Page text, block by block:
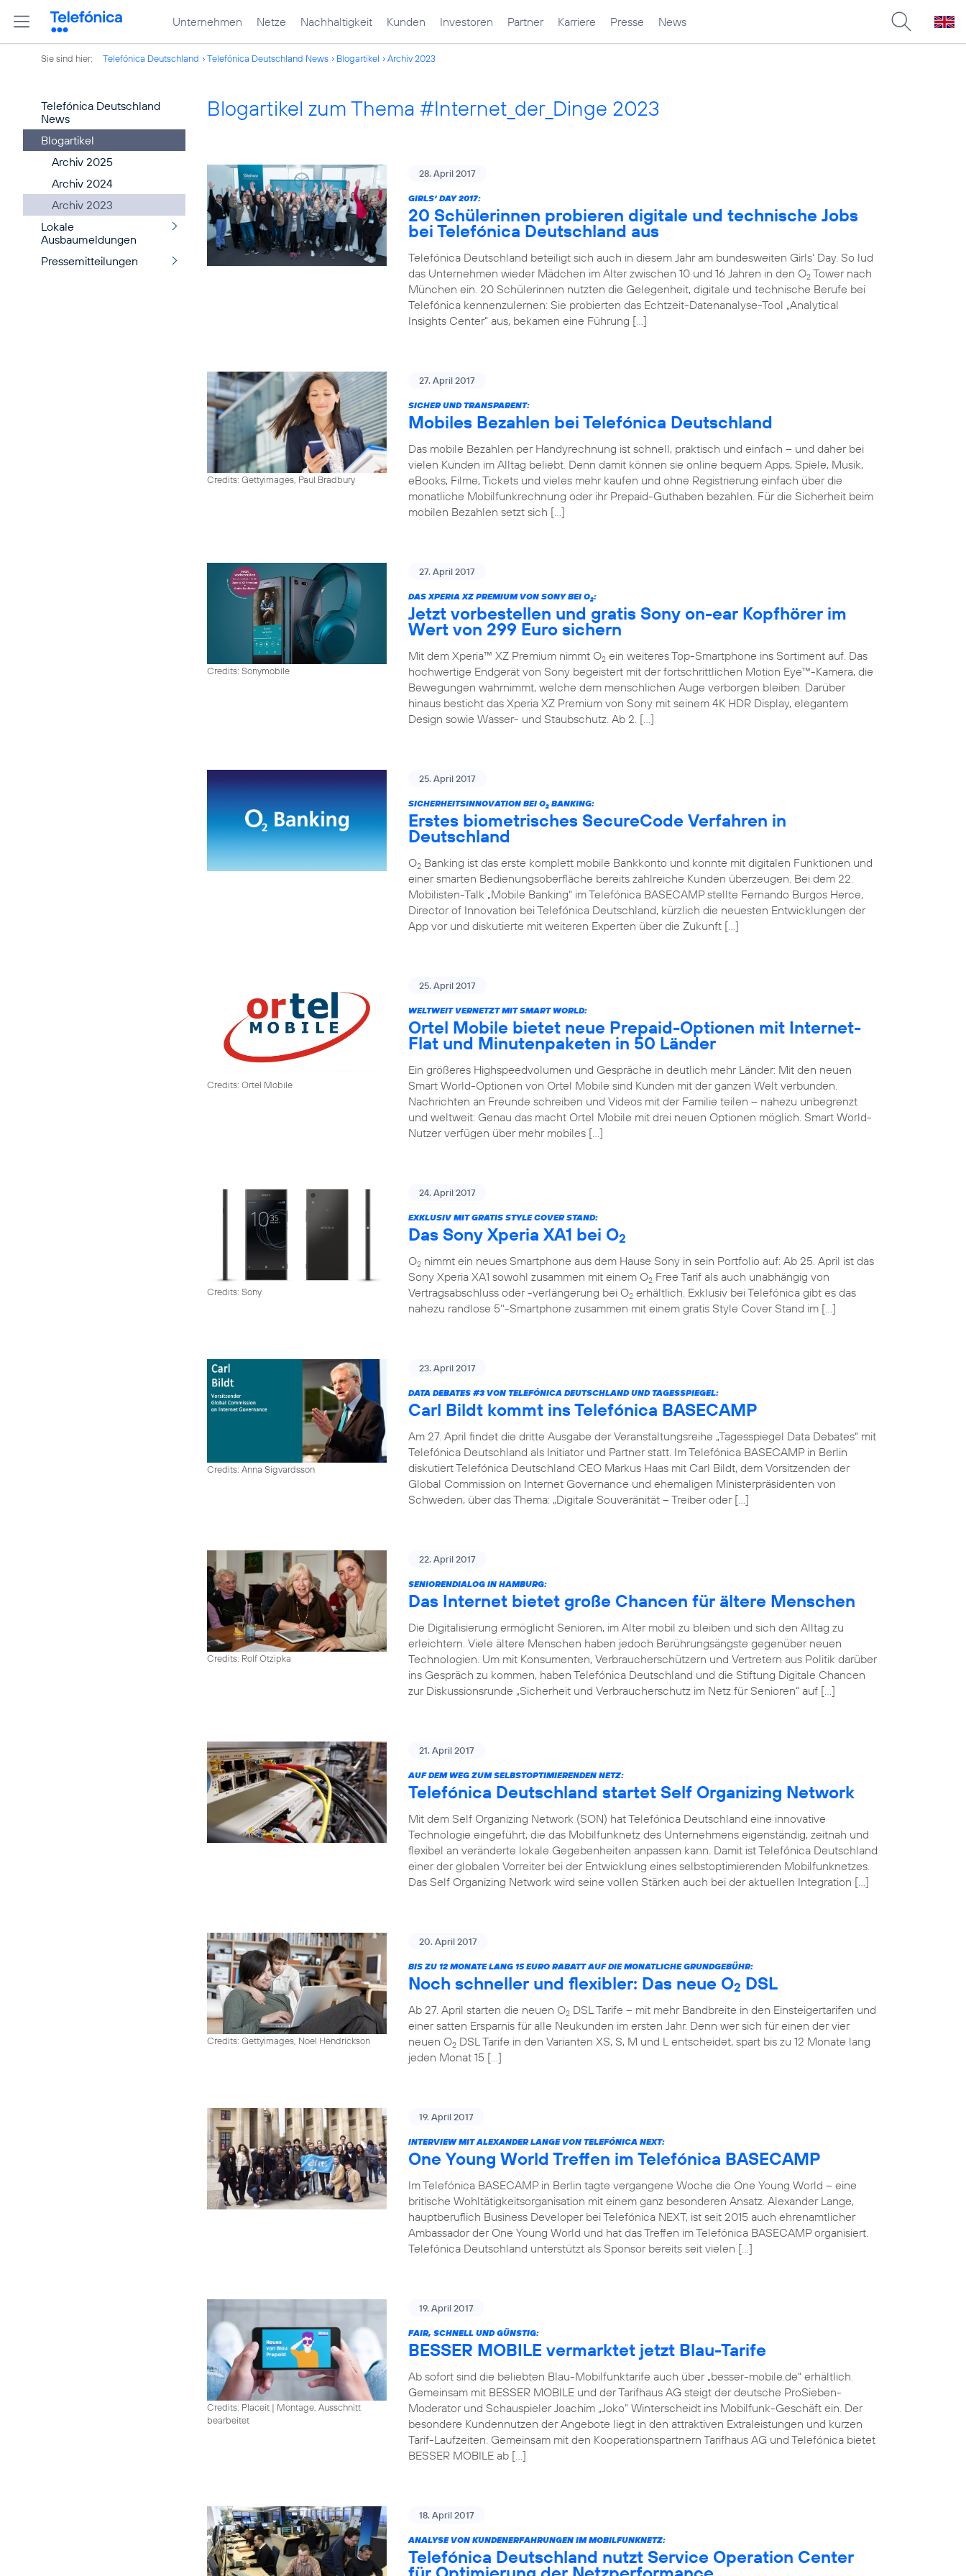
Unternehmen Netze Nachhaltigkeit Kunden Investoren Partner Karriere Presse News
Sie sind hier: Telefónica Deutschland Telefónica Deutschland News Blogartikel Archiv 2023
Telefónica Deutschland
News
Blogartikel
Archiv 2025
Archiv 2024
Archiv 2023
Lokale
Ausbaumeldungen
Pressemitteilungen
Blogartikel zum Thema #Internet_der_Dinge 2023
28. April 2017
GIRLS‘ DAY 2017:
20 Schülerinnen probieren digitale und technische Jobs
bei Telefónica Deutschland aus
Telefónica Deutschland beteiligt sich auch in diesem Jahr am bundesweiten Girls‘ Day. So lud
das Unternehmen wieder Mädchen im Alter zwischen 10 und 16 Jahren in den O2 Tower nach
München ein. 20 Schülerinnen nutzten die Gelegenheit, digitale und technische Berufe bei
Telefónica kennenzulernen: Sie probierten das Echtzeit-Datenanalyse-Tool „Analytical
Insights Center“ aus, bekamen eine Führung […]
Credits: Gettyimages, Paul Bradbury
27. April 2017
SICHER UND TRANSPARENT:
Mobiles Bezahlen bei Telefónica Deutschland
Das mobile Bezahlen per Handyrechnung ist schnell, praktisch und einfach – und daher bei
vielen Kunden im Alltag beliebt. Denn damit können sie online bequem Apps, Spiele, Musik,
eBooks, Filme, Tickets und vieles mehr kaufen und ohne Registrierung einfach über die
monatliche Mobilfunkrechnung oder ihr Prepaid-Guthaben bezahlen. Für die Sicherheit beim
mobilen Bezahlen setzt sich […]
Credits: Sonymobile
27. April 2017
DAS XPERIA XZ PREMIUM VON SONY BEI O2:
Jetzt vorbestellen und gratis Sony on-ear Kopfhörer im
Wert von 299 Euro sichern
Mit dem Xperia™ XZ Premium nimmt O2 ein weiteres Top-Smartphone ins Sortiment auf. Das
hochwertige Endgerät von Sony begeistert mit der fortschrittlichen Motion Eye™-Kamera, die
Bewegungen wahrnimmt, welche dem menschlichen Auge verborgen bleiben. Darüber
hinaus besticht das Xperia XZ Premium von Sony mit seinem 4K HDR Display, elegantem
Design sowie Wasser- und Staubschutz. Ab 2. […]
25. April 2017
SICHERHEITSINNOVATION BEI O2 BANKING:
Erstes biometrisches SecureCode Verfahren in
Deutschland
O2 Banking ist das erste komplett mobile Bankkonto und konnte mit digitalen Funktionen und
einer smarten Bedienungsoberfläche bereits zahlreiche Kunden überzeugen. Bei dem 22.
Mobilisten-Talk „Mobile Banking“ im Telefónica BASECAMP stellte Fernando Burgos Herce,
Director of Innovation bei Telefónica Deutschland, kürzlich die neuesten Entwicklungen der
App vor und diskutierte mit weiteren Experten über die Zukunft […]
Credits: Ortel Mobile
25. April 2017
WELTWEIT VERNETZT MIT SMART WORLD:
Ortel Mobile bietet neue Prepaid-Optionen mit Internet-
Flat und Minutenpaketen in 50 Länder
Ein größeres Highspeedvolumen und Gespräche in deutlich mehr Länder: Mit den neuen
Smart World-Optionen von Ortel Mobile sind Kunden mit der ganzen Welt verbunden.
Nachrichten an Freunde schreiben und Videos mit der Familie teilen – nahezu unbegrenzt
und weltweit: Genau das macht Ortel Mobile mit drei neuen Optionen möglich. Smart World-
Nutzer verfügen über mehr mobiles […]
Credits: Sony
24. April 2017
EXKLUSIV MIT GRATIS STYLE COVER STAND:
Das Sony Xperia XA1 bei O2
O2 nimmt ein neues Smartphone aus dem Hause Sony in sein Portfolio auf: Ab 25. April ist das
Sony Xperia XA1 sowohl zusammen mit einem O2 Free Tarif als auch unabhängig von
Vertragsabschluss oder -verlängerung bei O2 erhältlich. Exklusiv bei Telefónica gibt es das
nahezu randlose 5‘‘-Smartphone zusammen mit einem gratis Style Cover Stand im […]
Credits: Anna Sigvardsson
23. April 2017
DATA DEBATES #3VON TELEFÓNICA DEUTSCHLAND UND TAGESSPIEGEL:
Carl Bildt kommt ins Telefónica BASECAMP
Am 27. April findet die dritte Ausgabe der Veranstaltungsreihe „Tagesspiegel Data Debates“ mit
Telefónica Deutschland als Initiator und Partner statt. Im Telefónica BASECAMP in Berlin
diskutiert Telefónica Deutschland CEO Markus Haas mit Carl Bildt, dem Vorsitzenden der
Global Commission on Internet Governance und ehemaligen Ministerpräsidenten von
Schweden, über das Thema: „Digitale Souveränität – Treiber oder […]
Credits: Rolf Otzipka
22. April 2017
SENIORENDIALOG IN HAMBURG:
Das Internet bietet große Chancen für ältere Menschen
Die Digitalisierung ermöglicht Senioren, im Alter mobil zu bleiben und sich den Alltag zu
erleichtern. Viele ältere Menschen haben jedoch Berührungsängste gegenüber neuen
Technologien. Um mit Konsumenten, Verbraucherschützern und Vertretern aus Politik darüber
ins Gespräch zu kommen, haben Telefónica Deutschland und die Stiftung Digitale Chancen
zur Diskussionsrunde „Sicherheit und Verbraucherschutz im Netz für Senioren“ auf […]
21. April 2017
AUF DEM WEG ZUM SELBSTOPTIMIERENDEN NETZ:
Telefónica Deutschland startet Self Organizing Network
Mit dem Self Organizing Network (SON) hat Telefónica Deutschland eine innovative
Technologie eingeführt, die das Mobilfunknetz des Unternehmens eigenständig, zeitnah und
flexibel an veränderte lokale Gegebenheiten anpassen kann. Damit ist Telefónica Deutschland
einer der globalen Vorreiter bei der Entwicklung eines selbstoptimierenden Mobilfunknetzes.
Das Self Organizing Network wird seine vollen Stärken auch bei der aktuellen Integration […]
Credits: Gettyimages, Noel Hendrickson
20. April 2017
BIS ZU 12 MONATE LANG 15 EURO RABATT AUF DIE MONATLICHE GRUNDGEBÜHR:
Noch schneller und flexibler: Das neue O2 DSL
Ab 27. April starten die neuen O2 DSL Tarife – mit mehr Bandbreite in den Einsteigertarifen und
einer satten Ersparnis für alle Neukunden im ersten Jahr. Denn wer sich für einen der vier
neuen O2 DSL Tarife in den Varianten XS, S, M und L entscheidet, spart bis zu 12 Monate lang
jeden Monat 15 […]
19. April 2017
INTERVIEW MIT ALEXANDER LANGE VON TELEFÓNICA NEXT:
One Young World Treffen im Telefónica BASECAMP
Im Telefónica BASECAMP in Berlin tagte vergangene Woche die One Young World – eine
britische Wohltätigkeitsorganisation mit einem ganz besonderen Ansatz. Alexander Lange,
hauptberuflich Business Developer bei Telefónica NEXT, ist seit 2015 auch ehrenamtlicher
Ambassador der One Young World und hat das Treffen im Telefónica BASECAMP organisiert.
Telefónica Deutschland unterstützt als Sponsor bereits seit vielen […]
Credits: Placeit | Montage, Ausschnitt
bearbeitet
19. April 2017
FAIR, SCHNELL UND GÜNSTIG:
BESSER MOBILE vermarktet jetzt Blau-Tarife
Ab sofort sind die beliebten Blau-Mobilfunktarife auch über „besser-mobile.de“ erhältlich.
Gemeinsam mit BESSER MOBILE und der Tarifhaus AG steigt der deutsche ProSieben-
Moderator und Schauspieler Joachim „Joko“ Winterscheidt ins Mobilfunk-Geschäft ein. Der
besondere Kundennutzen der Angebote liegt in den attraktiven Extraleistungen und kurzen
Tarif-Laufzeiten. Gemeinsam mit den Kooperationspartnern Tarifhaus AG und Telefónica bietet
BESSER MOBILE ab […]
18. April 2017
ANALYSE VON KUNDENERFAHRUNGEN IM MOBILFUNKNETZ:
Telefónica Deutschland nutzt Service Operation Center